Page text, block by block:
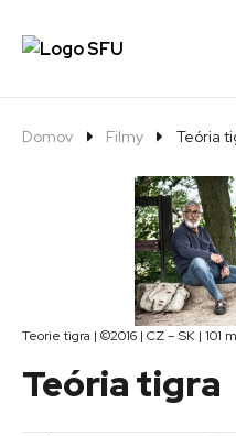
Domov Filmy Teória
Teorie tigra | ©2016 | CZ – SK | 101
Teória tigra